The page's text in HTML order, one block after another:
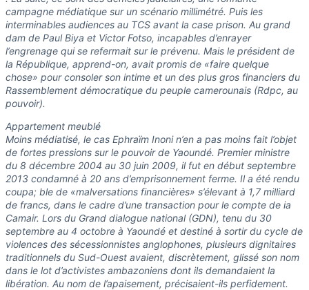
campagne médiatique sur un scénario millimétré. Puis les
interminables audiences au TCS avant la case prison. Au grand
dam de Paul Biya et Victor Fotso, incapables d’enrayer
l’engrenage qui se refermait sur le prévenu. Mais le président de
la République, apprend-on, avait promis de «faire quelque
chose» pour consoler son intime et un des plus gros financiers du
Rassemblement démocratique du peuple camerounais (Rdpc, au
pouvoir).
Appartement meublé
Moins médiatisé, le cas Ephraïm Inoni n’en a pas moins fait l’objet
de fortes pressions sur le pouvoir de Yaoundé. Premier ministre
du 8 décembre 2004 au 30 juin 2009, il fut en début septembre
2013 condamné à 20 ans d’emprisonnement ferme. Il a été rendu
coupa; ble de «malversations financières» s’élevant à 1,7 milliard
de francs, dans le cadre d’une transaction pour le compte de ia
Camair. Lors du Grand dialogue national (GDN), tenu du 30
septembre au 4 octobre à Yaoundé et destiné à sortir du cycle de
violences des sécessionnistes anglophones, plusieurs dignitaires
traditionnels du Sud-Ouest avaient, discrètement, glissé son nom
dans le lot d’activistes ambazoniens dont ils demandaient la
libération. Au nom de l’apaisement, précisaient-ils perfidement.